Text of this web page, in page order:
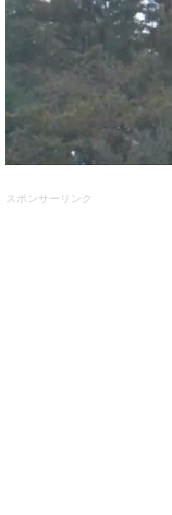
スポンサーリンク